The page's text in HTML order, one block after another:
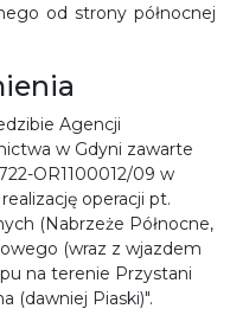
od strony północnej
Agencji
w Gdyni zawarte
OR1100012/09 w
operacji pt.
(Nabrzeże Północne,
(wraz z wjazdem
na terenie Przystani
(dawniej Piaski)".